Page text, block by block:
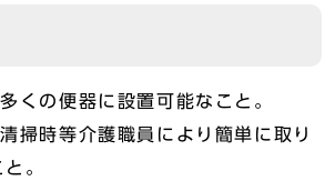
くの便器に設置可能なこと。
掃時等介護職員により簡単に取り
。